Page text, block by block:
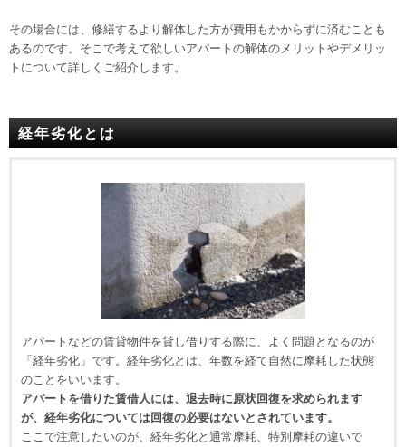
その場合には、 修繕するより解体した方が費用もかからずに済むことも
あるのです。 そこで考えて欲しいアパートの解体のメリットやデメリッ
トについて詳しくご紹介します。
経年劣化とは
アパートなどの賃貸物件を貸し借りする際に、よく問題となるのが
「経年劣化」です。経年劣化とは、年数を経て自然に摩耗した状態
のことをいいます。
アパートを借りた賃借人には、退去時に原状回復を求められます
が、経年劣化については回復の必要はないとされています。
ここで注意したいのが、経年劣化と通常摩耗、特別摩耗の違いで